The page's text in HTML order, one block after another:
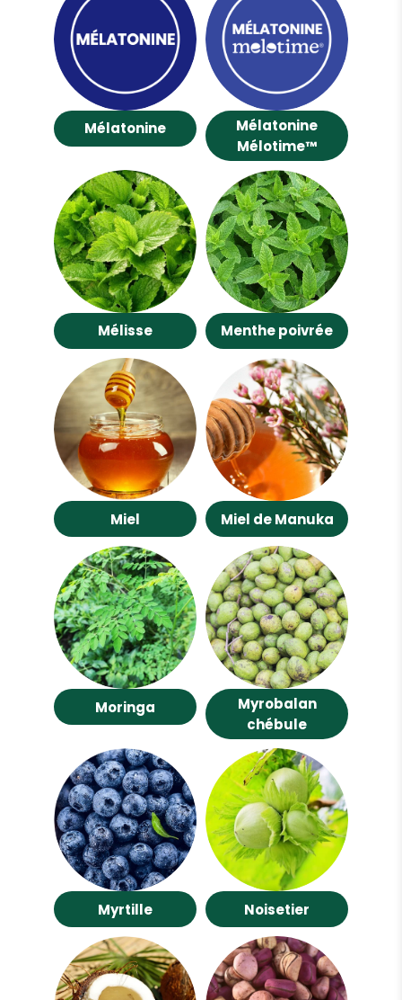
Mélatonine
Mélatonine
Mélotime™
Mélisse Menthe poivrée
Miel Miel de Manuka
Moringa
Myrobalan
chébule
Myrtille Noisetier